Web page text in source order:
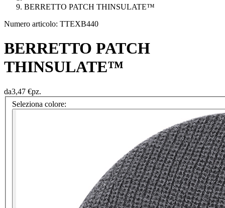
BERRETTO PATCH THINSULATE™
Numero articolo: TTEXB440
BERRETTO PATCH
THINSULATE™
da3,47 €pz.
Seleziona colore: